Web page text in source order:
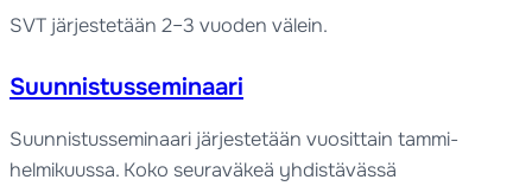
SVT järjestetään 2–3 vuoden välein.
Suunnistusseminaari
Suunnistusseminaari järjestetään vuosittain tammi-
helmikuussa. Koko seuraväkeä yhdistävässä